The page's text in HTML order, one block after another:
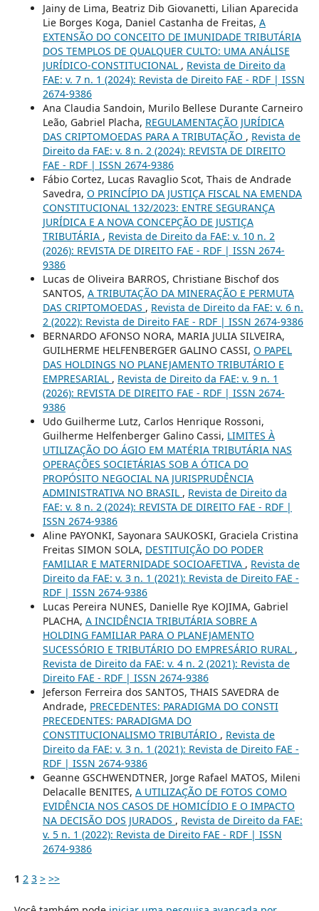
Jainy de Lima, Beatriz Dib Giovanetti, Lilian Aparecida
Lie Borges Koga, Daniel Castanha de Freitas, A
EXTENSÃO DO CONCEITO DE IMUNIDADE TRIBUTÁRIA
DOS TEMPLOS DE QUALQUER CULTO: UMA ANÁLISE
JURÍDICO-CONSTITUCIONAL , Revista de Direito da
FAE: v. 7 n. 1 (2024): Revista de Direito FAE - RDF | ISSN
2674-9386
Ana Claudia Sandoin, Murilo Bellese Durante Carneiro
Leão, Gabriel Placha, REGULAMENTAÇÃO JURÍDICA
DAS CRIPTOMOEDAS PARA A TRIBUTAÇÃO , Revista de
Direito da FAE: v. 8 n. 2 (2024): REVISTA DE DIREITO
FAE - RDF | ISSN 2674-9386
Fábio Cortez, Lucas Ravaglio Scot, Thais de Andrade
Savedra, O PRINCÍPIO DA JUSTIÇA FISCAL NA EMENDA
CONSTITUCIONAL 132/2023: ENTRE SEGURANÇA
JURÍDICA E A NOVA CONCEPÇÃO DE JUSTIÇA
TRIBUTÁRIA , Revista de Direito da FAE: v. 10 n. 2
(2026): REVISTA DE DIREITO FAE - RDF | ISSN 2674-
9386
Lucas de Oliveira BARROS, Christiane Bischof dos
SANTOS, A TRIBUTAÇÃO DA MINERAÇÃO E PERMUTA
DAS CRIPTOMOEDAS , Revista de Direito da FAE: v. 6 n.
2 (2022): Revista de Direito FAE - RDF | ISSN 2674-9386
BERNARDO AFONSO NORA, MARIA JULIA SILVEIRA,
GUILHERME HELFENBERGER GALINO CASSI, O PAPEL
DAS HOLDINGS NO PLANEJAMENTO TRIBUTÁRIO E
EMPRESARIAL , Revista de Direito da FAE: v. 9 n. 1
(2026): REVISTA DE DIREITO FAE - RDF | ISSN 2674-
9386
Udo Guilherme Lutz, Carlos Henrique Rossoni,
Guilherme Helfenberger Galino Cassi, LIMITES À
UTILIZAÇÃO DO ÁGIO EM MATÉRIA TRIBUTÁRIA NAS
OPERAÇÕES SOCIETÁRIAS SOB A ÓTICA DO
PROPÓSITO NEGOCIAL NA JURISPRUDÊNCIA
ADMINISTRATIVA NO BRASIL , Revista de Direito da
FAE: v. 8 n. 2 (2024): REVISTA DE DIREITO FAE - RDF |
ISSN 2674-9386
Aline PAYONKI, Sayonara SAUKOSKI, Graciela Cristina
Freitas SIMON SOLA, DESTITUIÇÃO DO PODER
FAMILIAR E MATERNIDADE SOCIOAFETIVA , Revista de
Direito da FAE: v. 3 n. 1 (2021): Revista de Direito FAE -
RDF | ISSN 2674-9386
Lucas Pereira NUNES, Danielle Rye KOJIMA, Gabriel
PLACHA, A INCIDÊNCIA TRIBUTÁRIA SOBRE A
HOLDING FAMILIAR PARA O PLANEJAMENTO
SUCESSÓRIO E TRIBUTÁRIO DO EMPRESÁRIO RURAL ,
Revista de Direito da FAE: v. 4 n. 2 (2021): Revista de
Direito FAE - RDF | ISSN 2674-9386
Jeferson Ferreira dos SANTOS, THAIS SAVEDRA de
Andrade, PRECEDENTES: PARADIGMA DO CONSTI
PRECEDENTES: PARADIGMA DO
CONSTITUCIONALISMO TRIBUTÁRIO , Revista de
Direito da FAE: v. 3 n. 1 (2021): Revista de Direito FAE -
RDF | ISSN 2674-9386
Geanne GSCHWENDTNER, Jorge Rafael MATOS, Mileni
Delacalle BENITES, A UTILIZAÇÃO DE FOTOS COMO
EVIDÊNCIA NOS CASOS DE HOMICÍDIO E O IMPACTO
NA DECISÃO DOS JURADOS , Revista de Direito da FAE:
v. 5 n. 1 (2022): Revista de Direito FAE - RDF | ISSN
2674-9386
1 2 3 > >>